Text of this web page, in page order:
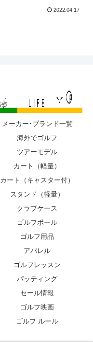
2022.04.17
メーカー･ブランド一覧
海外でゴルフ
ツアーモデル
カート（軽量）
カート（キャスター付）
スタンド（軽量）
クラブケース
ゴルフボール
ゴルフ用品
アパレル
ゴルフレッスン
パッティング
セール情報
ゴルフ映画
ゴルフ ルール